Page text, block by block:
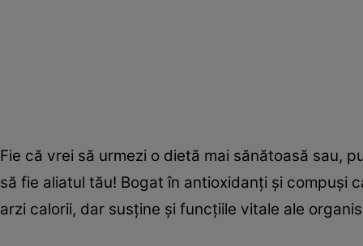
Fie că vrei să urmezi o dietă mai sănătoasă sau,
să fie aliatul tău! Bogat în antioxidanți și compuși
arzi calorii, dar susține și funcțiile vitale ale